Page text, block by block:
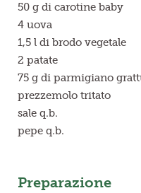
50 g di carotine baby
4 uova
1,5 l di brodo vegetale
2 patate
75 g di parmigiano
prezzemolo tritato
sale q.b.
pepe q.b.
Preparazione